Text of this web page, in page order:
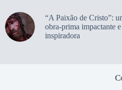
“A Paixão de Cristo”:
obra-prima impactante e
inspiradora